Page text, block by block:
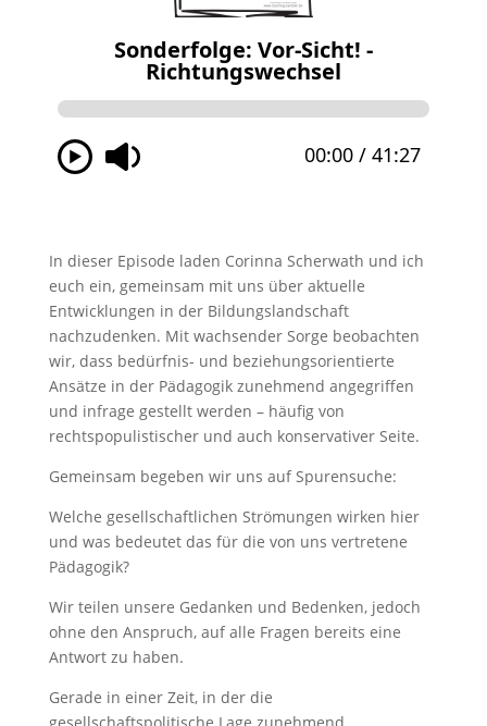
In dieser Episode laden Corinna Scherwath und ich
euch ein, gemeinsam mit uns über aktuelle
Entwicklungen in der Bildungslandschaft
nachzudenken. Mit wachsender Sorge beobachten
wir, dass bedürfnis- und beziehungsorientierte
Ansätze in der Pädagogik zunehmend angegriffen
und infrage gestellt werden – häufig von
rechtspopulistischer und auch konservativer Seite.
Gemeinsam begeben wir uns auf Spurensuche:
Welche gesellschaftlichen Strömungen wirken hier
und was bedeutet das für die von uns vertretene
Pädagogik?
Wir teilen unsere Gedanken und Bedenken, jedoch
ohne den Anspruch, auf alle Fragen bereits eine
Antwort zu haben.
Gerade in einer Zeit, in der die